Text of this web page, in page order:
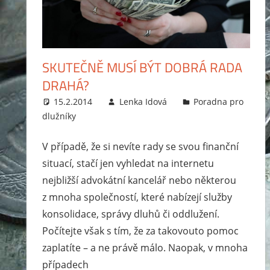
probíhá
exekuce
mzdu
nebo
zbavit
dluhů
SKUTEČNĚ MUSÍ BÝT DOBRÁ RADA
DRAHÁ?
15.2.2014 Lenka Idová
Poradna pro
dlužníky
V případě, že si nevíte rady se svou finanční
situací, stačí jen vyhledat na internetu
nejbližší advokátní kancelář nebo některou
z mnoha společností, které nabízejí služby
konsolidace, správy dluhů či oddlužení.
Počítejte však s tím, že za takovouto pomoc
zaplatíte – a ne právě málo. Naopak, v mnoha
případech